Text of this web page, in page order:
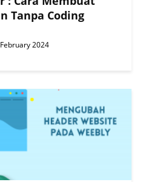
Tanpa Coding
2024